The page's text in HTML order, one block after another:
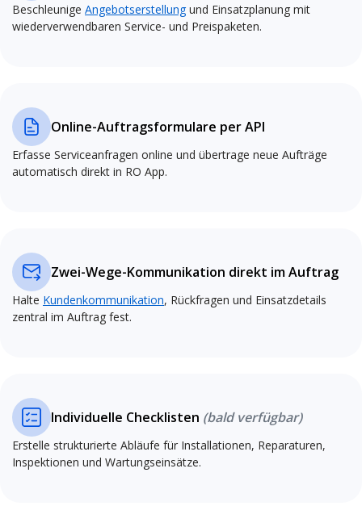
Beschleunige Angebotserstellungund Einsatzplanung mit
wiederverwendbaren Service- und Preispaketen.
Online-Auftragsformulare per API
Erfasse Serviceanfragen online und übertrage neue Aufträge
automatisch direkt in RO App.
Zwei-Wege-Kommunikation direkt im Auftrag
Halte Kundenkommunikation, Rückfragen und Einsatzdetails
zentral im Auftrag fest.
Individuelle Checklisten (bald verfügbar)
Erstelle strukturierte Abläufe für Installationen, Reparaturen,
Inspektionen und Wartungseinsätze.